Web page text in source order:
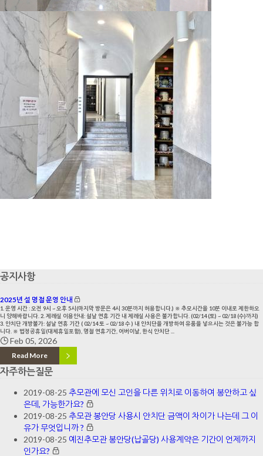
공지사항
2025년 설 명절 운영 안내
1. 운영 시간 : 오전 9시 ~ 오후 5시(마지막 방문은 4시 30분까지 허용합니다.) ※ 추모시간을 10분 이내로 제한하오
니 양해바랍니다. 2. 제례실 이용안내: 설날 연휴 기간 내 제례실 사용은 불가합니다. (02/14 (토) ~ 02/18 (수)까지)
3. 안치단 개방불가: 설날 연휴 기간 ( 02/14 토 ~ 02/18 수 ) 내 안치단을 개방하여 유품을 넣으시는 것은 불가능 합
니다. ※ 법정공휴일(대체휴일포함), 명절 연휴기간, 어버이날, 한식 안치단 ...
Feb 05, 2026
Read More
자주하는질문
2019-08-25 추모관에 모신 고인을 다른 위치로 이동하여 봉안하고 싶
은데, 가능한가요?
2019-08-25 추모관 봉안당 사용시 안치단 금액이 차이가 나는데 그 이
유가 무엇입니까 ?
2019-08-25 예진추모관 봉안당(납골당) 사용계약은 기간이 언제까지
인가요?